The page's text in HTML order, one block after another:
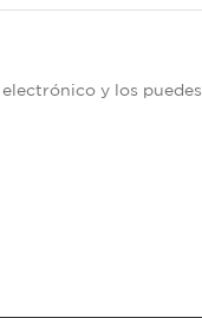
y los puedes